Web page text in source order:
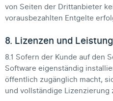
von Seiten der Drittanbieter
vorausbezahlten Entgelte
8. Lizenzen und
8.1 Sofern der Kunde auf den
Software eigenständig
öffentlich zugänglich macht,
und vollständige Lizenzierung